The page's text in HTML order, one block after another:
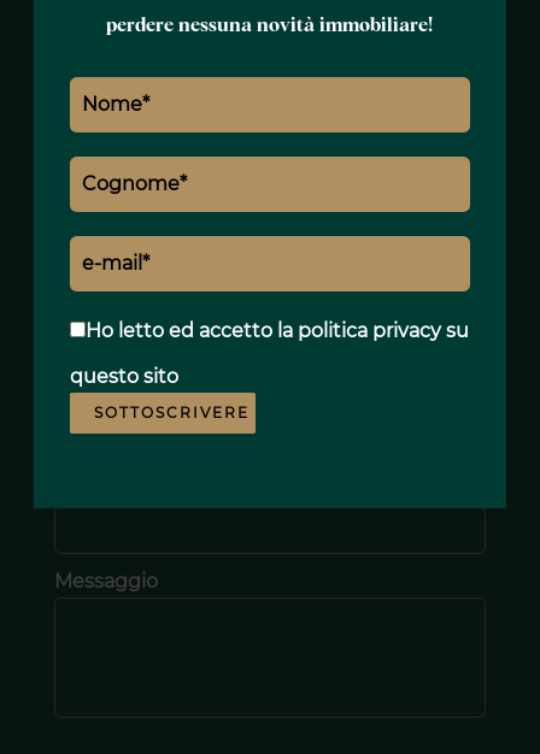
perdere nessuna novità immobiliare!
Ho letto ed accetto la politica privacysu
questo sito
SOTTOSCRIVERE
Nome *
E-mail *
Messaggio